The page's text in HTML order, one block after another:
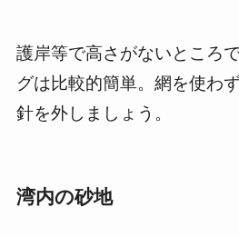
護岸等で高さがないところ
グは比較的簡単。網を使わ
針を外しましょう。
湾内の砂地